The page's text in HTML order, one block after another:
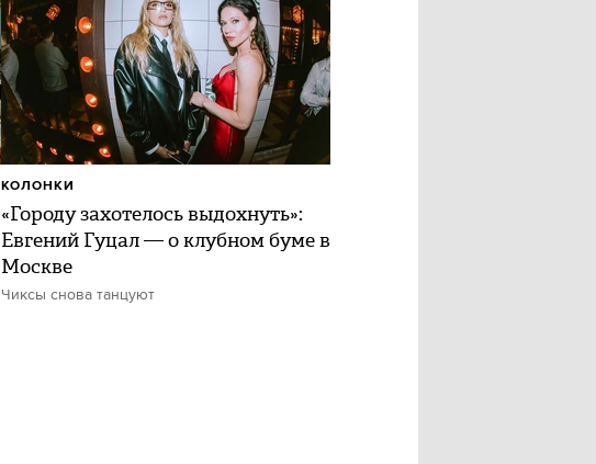
«Городу захотелось выдохнуть»:
Евгений Гуцал — о клубном буме в
Москве
Чиксы снова танцуют
КОЛОНКИ